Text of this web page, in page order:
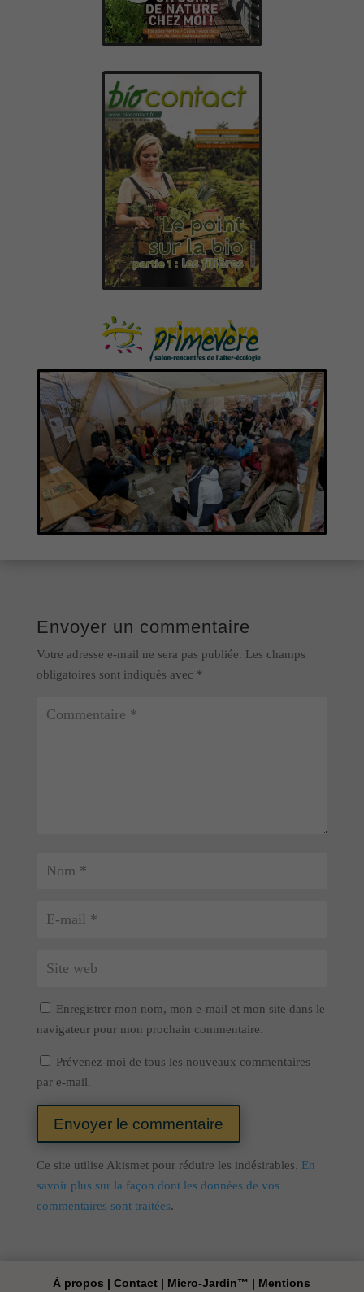
Envoyer un commentaire
Votre adresse e-mail ne sera pas publiée. Les champs
obligatoires sont indiqués avec *
Enregistrer mon nom, mon e-mail et mon site dans le
navigateur pour mon prochain commentaire.
Prévenez-moi de tous les nouveaux commentaires
par e-mail.
Envoyer le commentaire
Ce site utilise Akismet pour réduire les indésirables. En
savoir plus sur la façon dont les données de vos
commentaires sont traitées.
À propos |Contact | Micro-Jardin™ | Mentions